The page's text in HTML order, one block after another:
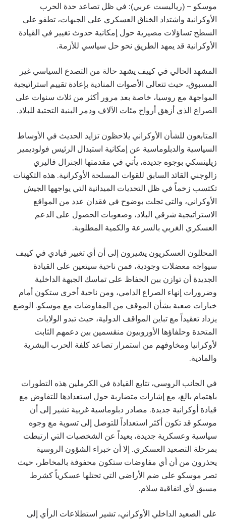
موسكو – (رياليست عربي): في ظل تصاعد حدة الحرب
الأوكرانية واشتداد الخناق العسكري على الجبهات، تطفو على
السطح تساؤلات مصيرية حول إمكانية حدوث تغيير في القيادة
الأوكرانية قد يمهد الطريق نحو حل سياسي للأزمة.
المشهد الحالي في كييف يشهد حالة من التصدع السياسي غير
المسبوق، حيث تتعالى الأصوات المنادية بإعادة تقييم استراتيجية
المواجهة مع روسيا، خاصة بعد مرور أكثر من ثلاث سنوات على
الصراع الذي أزهق أرواح مئات الآلاف ودمر البنية التحتية للبلاد.
المتابعون للشأن الأوكراني يلاحظون تزايد الحديث في الأوساط
السياسية والدبلوماسية عن إمكانية استبدال الرئيس فولوديمير
زيلينسكي بوجوه جديدة، يأتي في مقدمتها الجنرال فاليري
زالوجني القائد السابق للقوات المسلحة الأوكرانية. هذه التكهنات
تكتسب زخماً في ظل التحديات الميدانية التي يواجهها الجيش
الأوكراني، والتي تجلت بوضوح في فقدان عدد من المواقع
الاستراتيجية شرقي البلاد، وصعوبات الحصول على الدعم
العسكري الغربي بالسرعة والكمية المطلوبة.
المحللون العسكريون يشيرون إلى أن أي تغيير قيادي في كييف
سيواجه معضلات وجودية، فمن ناحية سيتعين على القيادة
الجديدة أن توازن بين الحفاظ على تماسك الجبهة الداخلية
وضرورات إنهاء الصراع الدامي، ومن ناحية أخرى ستكون أمام
خيارات صعبة بشأن الموقف من المفاوضات مع موسكو. الوضع
يزداد تعقيداً مع تباين المواقف الدولية، حيث تبدو الولايات
المتحدة وحلفاؤها الأوروبيون منقسمين بين دعمهم الثابت
لأوكرانيا ومخاوفهم من استمرار تصاعد كلفة الحرب البشرية
والمادية.
في الجانب الروسي، تتابع القيادة في الكرملين هذه التطورات
باهتمام بالغ، مع إشارات متضاربة حول استعدادها للتفاوض مع
قيادة أوكرانية جديدة. مصادر دبلوماسية غربية تشير إلى أن
موسكو قد تكون أكثر استعداداً للتوصل إلى تسوية مع وجوه
سياسية وعسكرية جديدة، بعيداً عن الشخصيات التي ارتبطت
بمرحلة التصعيد العسكري. إلا أن خبراء الشؤون الروسية
يحذرون من أن أي مفاوضات ستكون محفوفة بالمخاطر، حيث
تصر موسكو على ضم الأراضي التي تحتلها عسكرياً كشرط
مسبق لأي اتفاقية سلام.
على الصعيد الداخلي الأوكراني، تشير استطلاعات الرأي إلى